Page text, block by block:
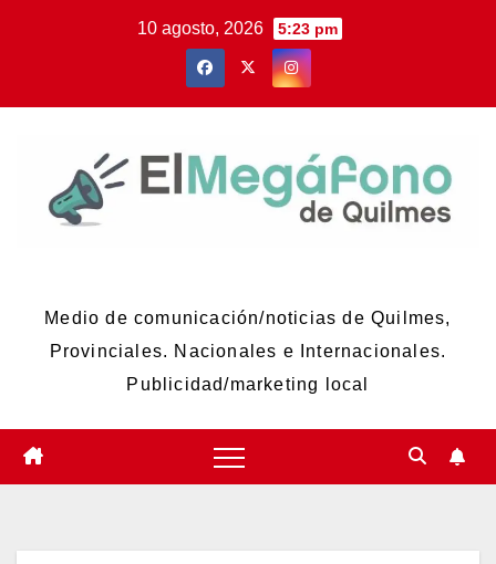
10 agosto, 2026 5:23 pm
Medio de comunicación/noticias de Quilmes,
Provinciales. Nacionales e Internacionales.
Publicidad/marketing local